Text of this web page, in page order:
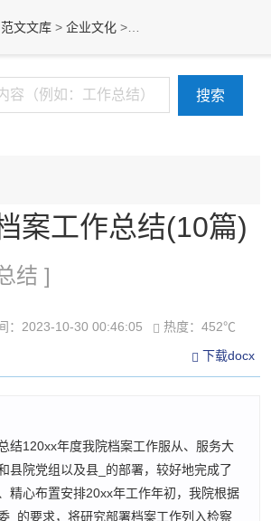
范文文库 > 企业文化 >
案工作总结(10篇)
结 ]
：2023-10-30 00:46:05
热度：452℃
下载docx
结120xx年度我院档案工作服从、服务大
县院党组以及县_的部署，较好地完成了
精心布置安排20xx年工作年初，我院根据
_的要求，将研究部署档案工作列入检察